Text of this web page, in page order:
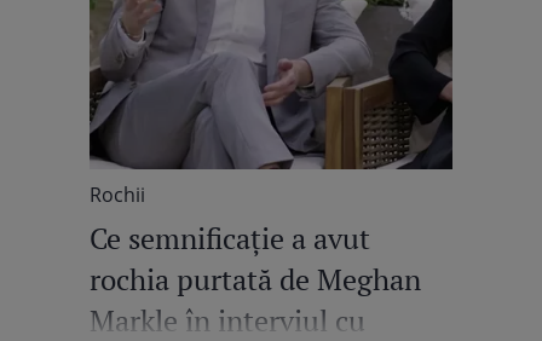
Rochii
Ce semnificație a avut
rochia purtată de Meghan
Markle în interviul cu